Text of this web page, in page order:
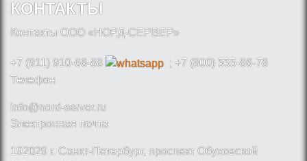
КОНТАКТЫ
Контакты ООО «НОРД-СЕРВЕР»
+7 (911) 910-66-88
; +7 (800) 555-86-78
Телефон
info@nord-server.ru
Электронная почта
192029 г. Санкт-Петербург, проспект Обуховской